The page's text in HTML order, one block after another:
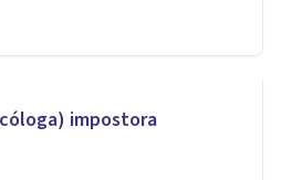
impostora